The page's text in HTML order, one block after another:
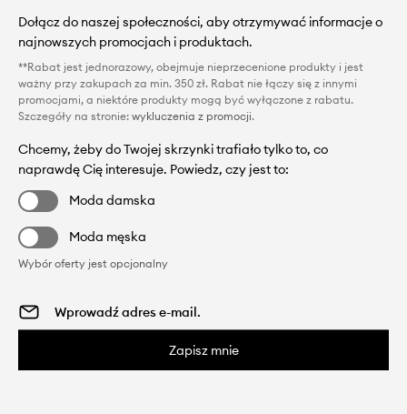
Dołącz do naszej społeczności, aby otrzymywać informacje o
najnowszych promocjach i produktach.
**Rabat jest jednorazowy, obejmuje nieprzecenione produkty i jest
ważny przy zakupach za min. 350 zł. Rabat nie łączy się z innymi
promocjami, a niektóre produkty mogą być wyłączone z rabatu.
Szczegóły na stronie: wykluczenia z promocji.
Chcemy, żeby do Twojej skrzynki trafiało tylko to, co
naprawdę Cię interesuje. Powiedz, czy jest to:
Moda damska
Moda męska
Wybór oferty jest opcjonalny
Zapisz mnie